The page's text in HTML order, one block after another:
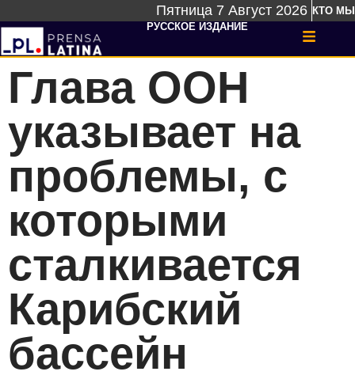
Пятница 7 Август 2026 КТО МЫ
РУССКОЕ ИЗДАНИЕ
Глава ООН
указывает на
проблемы, с
которыми
сталкивается
Карибский
бассейн